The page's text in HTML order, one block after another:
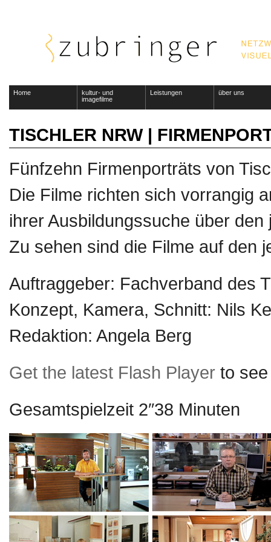
Home
kultur- und
imagefilme
Leistungen über uns
TISCHLER NRW |
Fünfzehn Firmenporträts von
Die Filme richten sich vorrangig
ihrer Ausbildungssuche über
Zu sehen sind die Filme auf den
Auftraggeber: Fachverband des
Konzept, Kamera, Schnitt: Nils
Redaktion: Angela Berg
Get the latest Flash Player to
Gesamtspielzeit 2″38 Minuten